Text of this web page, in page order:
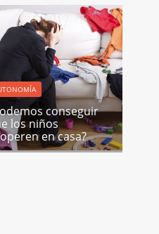
conseguir
los niños
en casa?